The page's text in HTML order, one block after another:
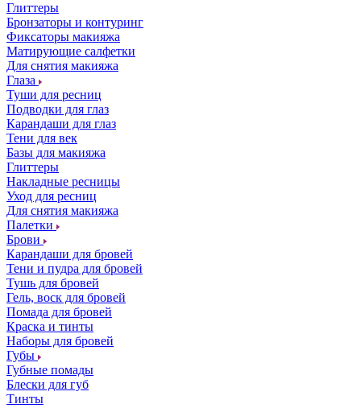
Глиттеры
Бронзаторы и контуринг
Фиксаторы макияжа
Матирующие салфетки
Для снятия макияжа
Глаза
Туши для ресниц
Подводки для глаз
Карандаши для глаз
Тени для век
Базы для макияжа
Глиттеры
Накладные ресницы
Уход для ресниц
Для снятия макияжа
Палетки
Брови
Карандаши для бровей
Тени и пудра для бровей
Тушь для бровей
Гель, воск для бровей
Помада для бровей
Краска и тинты
Наборы для бровей
Губы
Губные помады
Блески для губ
Тинты